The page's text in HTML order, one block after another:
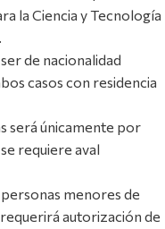
la Ciencia y Tecnología
de nacionalidad
casos con residencia
será únicamente por
requiere aval
menores de
autorización de